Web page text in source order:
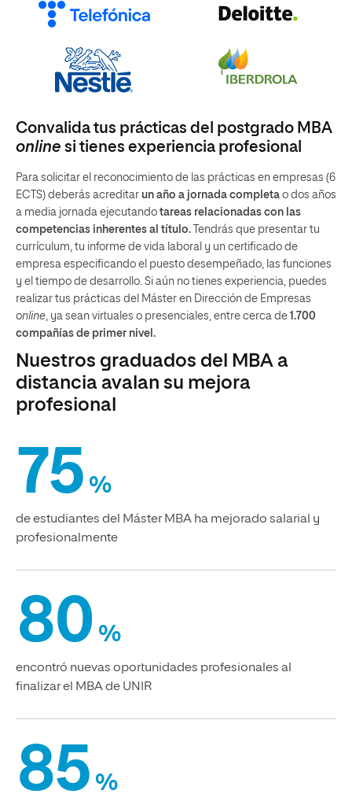
Convalida tus prácticas del postgrado MBA
online si tienes experiencia profesional
Para solicitar el reconocimiento de las prácticas en empresas (6
ECTS) deberás acreditar un año a jornada completa o dos años
a media jornada ejecutando tareas relacionadas con las
competencias inherentes al título. Tendrás que presentar tu
currículum, tu informe de vida laboral y un certificado de
empresa especificando el puesto desempeñado, las funciones
y el tiempo de desarrollo. Si aún no tienes experiencia, puedes
realizar tus prácticas del Máster en Dirección de Empresas
online, ya sean virtuales o presenciales, entre cerca de 1.700
compañías de primer nivel.
Nuestros graduados del MBA a
distancia avalan su mejora
profesional
75 %
de estudiantes del Máster MBA ha mejorado salarial y
profesionalmente
80 %
encontró nuevas oportunidades profesionales al
finalizar el MBA de UNIR
85 %